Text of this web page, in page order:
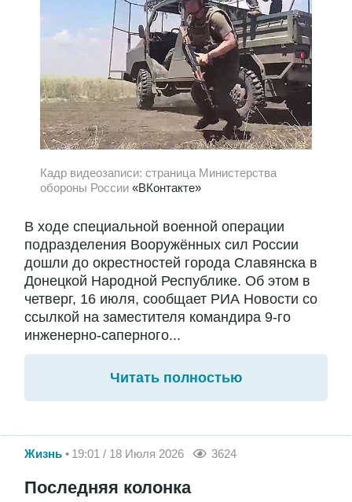
Кадр видеозаписи: страница Министерства
обороны России «ВКонтакте»
В ходе специальной военной операции
подразделения Вооружённых сил России
дошли до окрестностей города Славянска в
Донецкой Народной Республике. Об этом в
четверг, 16 июля, сообщает РИА Новости со
ссылкой на заместителя командира 9-го
инженерно-саперного...
Читать полностью
Жизнь 19:01 / 18 Июля 2026 3624
Последняя колонка